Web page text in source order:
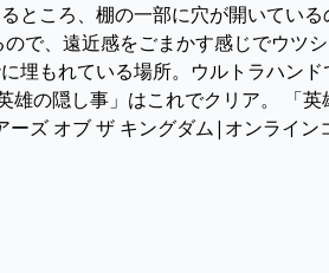
ところ、棚の一部に穴が開いてい
で、遠近感をごまかす感じでウツ
埋もれている場所。ウルトラハン
雄の隠し事」はこれでクリア。 「
ズ オブ ザ キングダム|オンライ